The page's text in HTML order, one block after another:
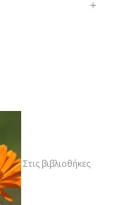
Στις βιβλιοθήκες